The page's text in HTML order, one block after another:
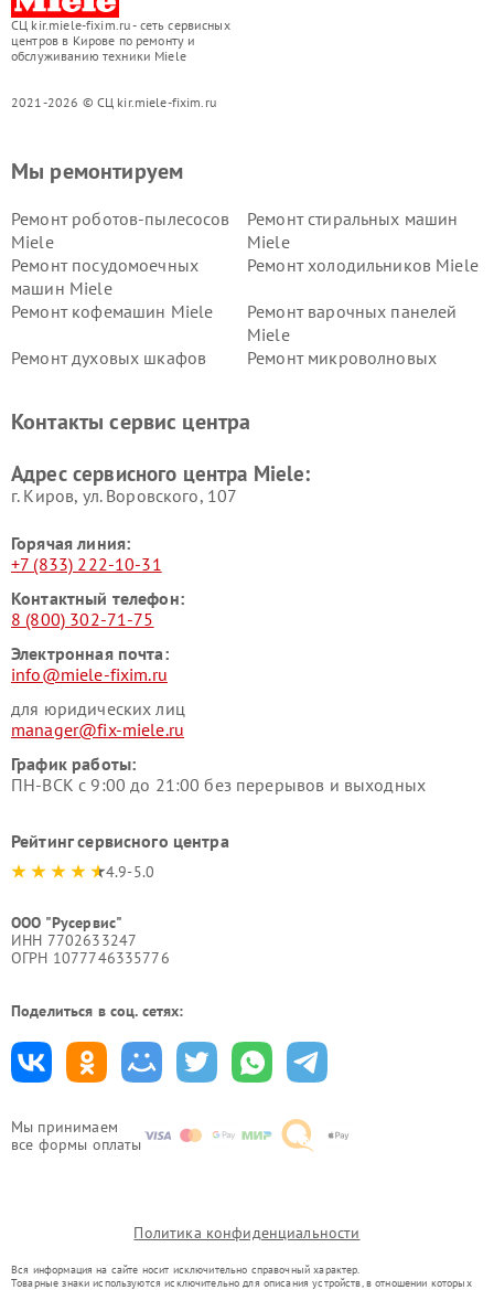
СЦ kir.miele-fixim.ru - сеть сервисных
центров в Кирове по ремонту и
обслуживанию техники Miele
2021-2026 © СЦ kir.miele-fixim.ru
Мы принимаем
все формы оплаты
Мы ремонтируем
Ремонт роботов-пылесосов
Miele
Ремонт стиральных машин
Miele
Ремонт посудомоечных
машин Miele
Ремонт холодильников Miele
Ремонт кофемашин Miele
Ремонт варочных панелей
Miele
Ремонт духовых шкафов
Ремонт микроволновых
Miele
Miele
пылесосов Miele
Контакты сервис центра
Адрес сервисного центра Miele:
г. Киров, ул. Воровского, 107
Горячая линия:
+7 (833) 222-10-31
Контактный телефон:
8 (800) 302-71-75
Электронная почта:
info@miele-fixim.ru
для юридических лиц
manager@fix-miele.ru
График работы:
ПН-ВСК с 9:00 до 21:00 без перерывов и выходных
Рейтинг сервисного центра
4.9-5.0
ООО "Русервис"
ИНН 7702633247
ОГРН 1077746335776
Поделиться в соц. сетях:
Политика конфиденциальности
Вся информация на сайте носит исключительно справочный характер.
Товарные знаки используются исключительно для описания устройств, в отношении которых